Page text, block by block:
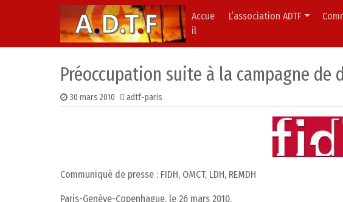
Skip to content
Main Navigation
Accue
il
L’association ADTF
Préoccupation suite à la campagne de
30 mars 2010 adtf-paris
Communiqué de presse : FIDH, OMCT, LDH, REMDH
Paris-Genève-Copenhague, le 26 mars 2010.